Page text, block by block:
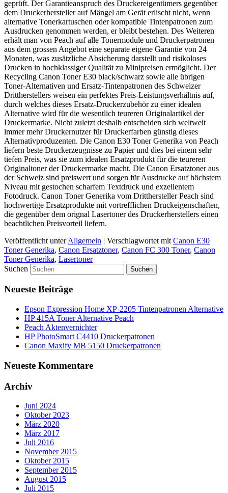
geprüft. Der Garantieanspruch des Druckereigentümers gegenüber
dem Druckerhersteller auf Mängel am Gerät erlischt nicht, wenn
alternative Tonerkartuschen oder kompatible Tintenpatronen zum
Ausdrucken genommen werden, er bleibt bestehen. Des Weiteren
erhält man von Peach auf alle Tonermodule und Druckerpatronen
aus dem grossen Angebot eine separate eigene Garantie von 24
Monaten, was zusätzliche Absicherung darstellt und risikoloses
Drucken in hochklassiger Qualität zu Minipreisen ermöglicht. Der
Recycling Canon Toner E30 black/schwarz sowie alle übrigen
Toner-Alternativen und Ersatz-Tintenpatronen des Schweizer
Drittherstellers weisen ein perfektes Preis-Leistungsverhältnis auf,
durch welches dieses Ersatz-Druckerzubehör zu einer idealen
Alternative wird für die wesentlich teureren Originalartikel der
Druckermarke. Nicht zuletzt deshalb entscheiden sich weltweit
immer mehr Druckernutzer für Druckerfarben günstig dieses
Alternativproduzenten. Die Canon E30 Toner Generika von Peach
liefern beste Druckerzeugnisse zu Papier und dies bei einem sehr
tiefen Preis, was sie zum idealen Ersatzprodukt für die teureren
Originaltoner der Druckermarke macht. Die Canon Ersatztoner aus
der Schweiz sind preiswert und sorgen für Ausdrucke auf höchstem
Niveau mit gestochen scharfem Textdruck und exzellentem
Fotodruck. Canon Toner Generika vom Dritthersteller Peach sind
hochwertige Ersatzprodukte mit vortrefflichen Druckeigenschaften,
die gegenüber dem orignal Lasertoner des Druckerherstellers einen
beachtlichen Preisvorteil liefern.
Veröffentlicht unter Allgemein | Verschlagwortet mit Canon E30
Toner Generika, Canon Ersatztoner, Canon FC 300 Toner, Canon
Toner Generika, Lasertoner
Suchen
Neueste Beiträge
Epson Expression Home XP-2205 Tintenpatronen Alternative
HP 415A Toner Alternative Peach
Peach Aktenvernichter
HP PhotoSmart C4410 Druckerpatronen
Canon Maxify MB 5150 Druckerpatronen
Neueste Kommentare
Archiv
Juni 2024
Oktober 2023
März 2020
März 2017
Juli 2016
November 2015
Oktober 2015
September 2015
August 2015
Juli 2015